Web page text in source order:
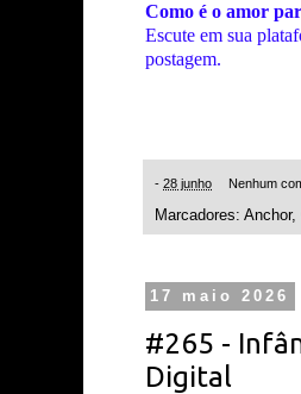
Como é o amor
Escute em sua
postagem.
- 28 junho Nenhum
Marcadores: Anchor,
17 maio 2026
#265 -
Digital